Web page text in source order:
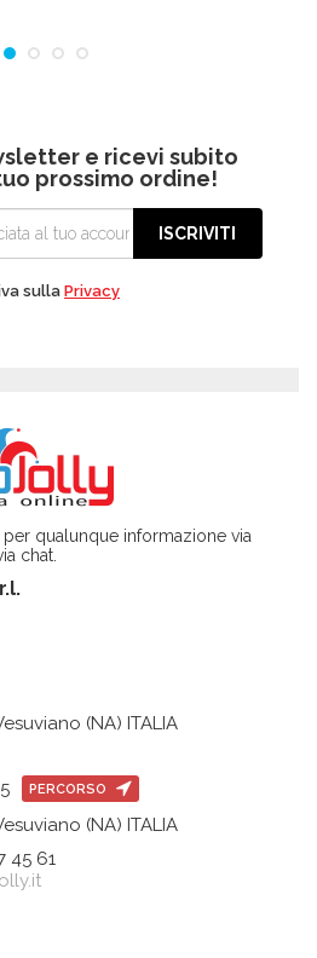
e ricevi subito
prossimo ordine!
ISCRIVITI
sulla Privacy
qualunque informazione via
chat.
(NA) ITALIA
PERCORSO
(NA) ITALIA
45 61